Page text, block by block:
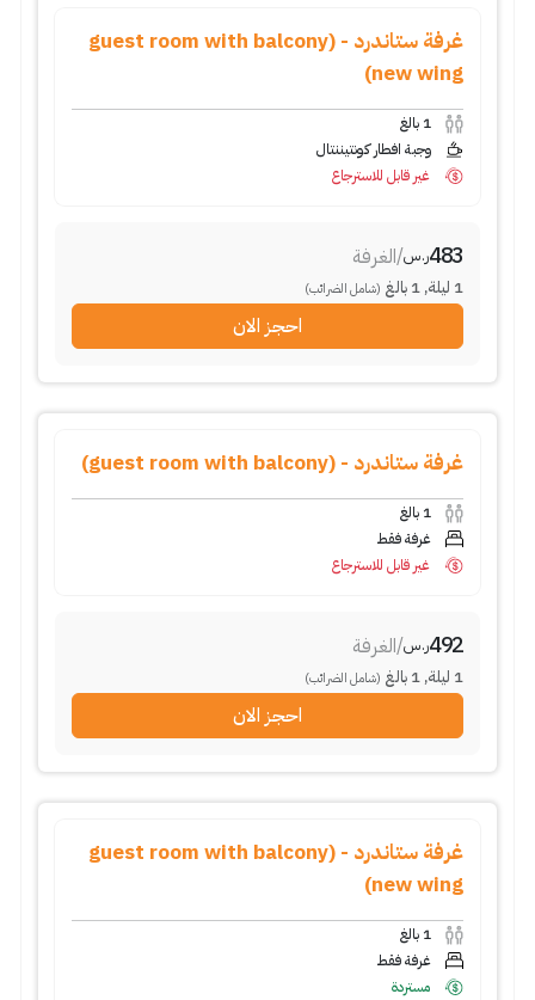
غرفة ستاندرد - (guest room with balcony
new wing)
1 بالغ
وجبة افطار كونتيننتال
غير قابل للاسترجاع
483ر.س/الغرفة
1 ليلة,
1 بالغ (شامل الضرائب)
احجز الان
غرفة ستاندرد - (guest room with balcony)
1 بالغ
غرفة فقط
غير قابل للاسترجاع
492ر.س/الغرفة
1 ليلة,
1 بالغ (شامل الضرائب)
احجز الان
غرفة ستاندرد - (guest room with balcony
new wing)
1 بالغ
غرفة فقط
مستردة